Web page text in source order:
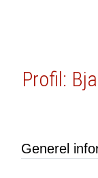
Profil:
Generel